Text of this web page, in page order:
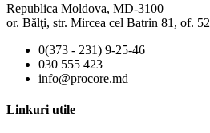
Republica Moldova, MD-3100
or. Bălţi, str. Mircea cel Batrin 81, of. 52
0(373 - 231) 9-25-46
030 555 423
info@procore.md
Linkuri utile